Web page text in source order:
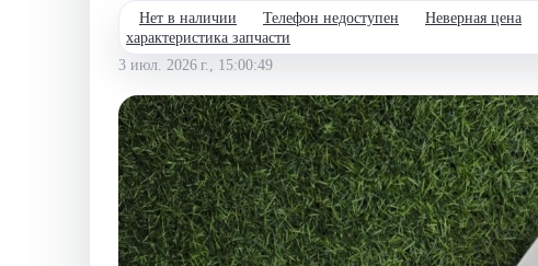
Нет в наличии Телефон недоступен Неверная цена
характеристика запчасти
3 июл. 2026 г., 15:00:49